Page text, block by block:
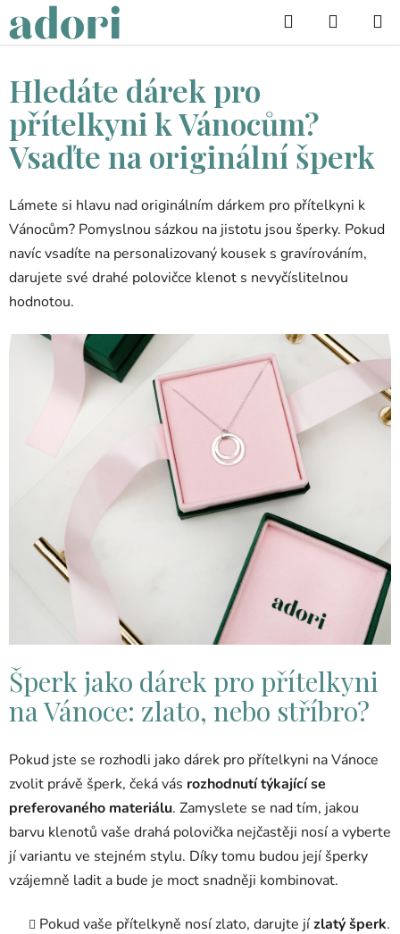
na
obsah
Hledat
Hledáte dárek pro
přítelkyni k Vánocům?
Vsaďte na originální šperk
Lámete si hlavu nad originálním dárkem pro přítelkyni k
Vánocům? Pomyslnou sázkou na jistotu jsou šperky. Pokud
navíc vsadíte na personalizovaný kousek s gravírováním,
darujete své drahé polovičce klenot s nevyčíslitelnou
hodnotou.
Šperk jako dárek pro přítelkyni
na Vánoce: zlato, nebo stříbro?
Pokud jste se rozhodli jako dárek pro přítelkyni na Vánoce
zvolit právě šperk, čeká vás rozhodnutí týkající se
preferovaného materiálu. Zamyslete se nad tím, jakou
barvu klenotů vaše drahá polovička nejčastěji nosí a vyberte
jí variantu ve stejném stylu. Díky tomu budou její šperky
vzájemně ladit a bude je moct snadněji kombinovat.
Pokud vaše přítelkyně nosí zlato, darujte jízlatý šperk.